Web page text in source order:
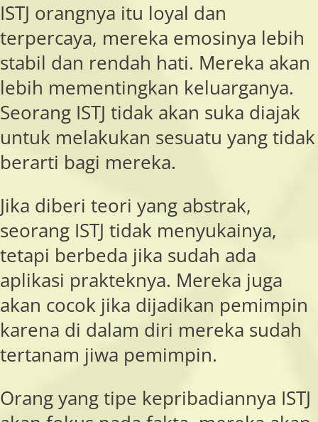
ISTJ orangnya itu loyal dan
terpercaya, mereka emosinya lebih
stabil dan rendah hati. Mereka akan
lebih mementingkan keluarganya.
Seorang ISTJ tidak akan suka diajak
untuk melakukan sesuatu yang tidak
berarti bagi mereka.
Jika diberi teori yang abstrak,
seorang ISTJ tidak menyukainya,
tetapi berbeda jika sudah ada
aplikasi prakteknya. Mereka juga
akan cocok jika dijadikan pemimpin
karena di dalam diri mereka sudah
tertanam jiwa pemimpin.
Orang yang tipe kepribadiannya ISTJ